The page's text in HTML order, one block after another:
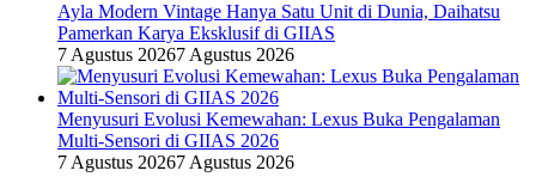
Ayla Modern Vintage Hanya Satu Unit di Dunia, Daihatsu
Pamerkan Karya Eksklusif di GIIAS
7 Agustus 20267 Agustus 2026
Menyusuri Evolusi Kemewahan: Lexus Buka Pengalaman
Multi-Sensori di GIIAS 2026
7 Agustus 20267 Agustus 2026